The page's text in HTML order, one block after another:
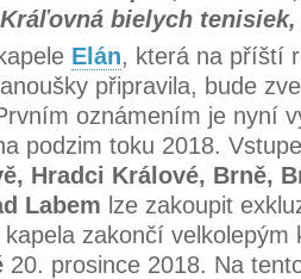
Kráľovná bielych
Elán, která na příští
připravila, bude
oznámením je nyní
podzim toku 2018.
Hradci Králové, Brně,
Labem lze zakoupit
zakončí velkolepým
20. prosince 2018. Na